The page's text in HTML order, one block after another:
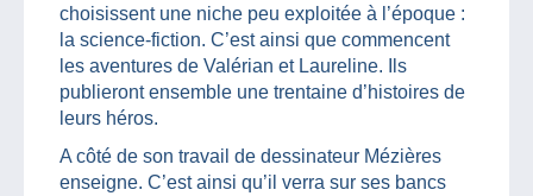
choisissent une niche peu exploitée à l’époque :
la science-fiction. C’est ainsi que commencent
les aventures de Valérian et Laureline. Ils
publieront ensemble une trentaine d’histoires de
leurs héros.
A côté de son travail de dessinateur Mézières
enseigne. C’est ainsi qu’il verra sur ses bancs